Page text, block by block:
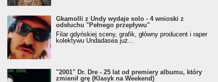
Gkamolli z Undy wydaje solo - 4 wnioski z
odsłuchu "Pełnego przepływu"
Filar gdyńskiej sceny, grafik, główny producent i raper
kolektywu Undadasea już...
"2001" Dr. Dre - 25 lat od premiery albumu, który
zmienił grę (Klasyk na Weekend)